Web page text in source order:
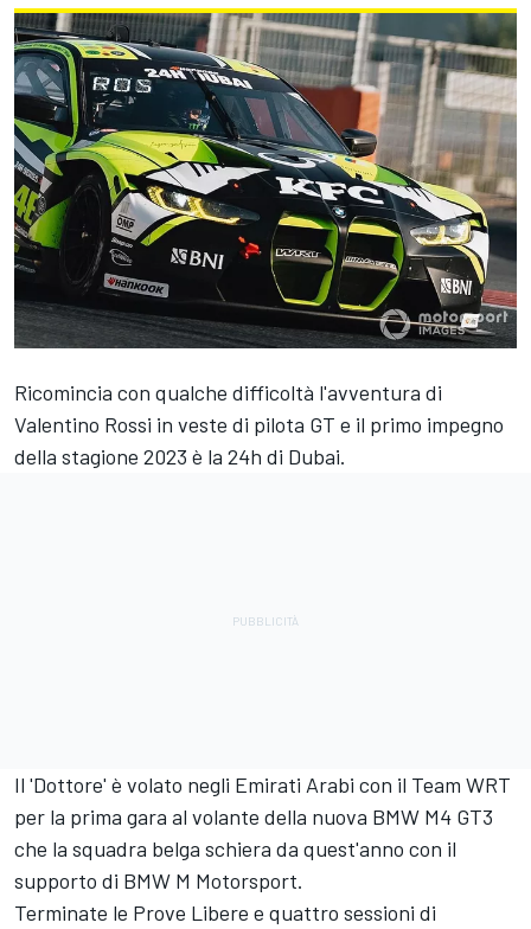
Ricomincia con qualche difficoltà l'avventura di
Valentino Rossi in veste di pilota GT e il primo impegno
della stagione 2023 è la 24h di Dubai.
Il 'Dottore' è volato negli Emirati Arabi con il Team WRT
per la prima gara al volante della nuova BMW M4 GT3
che la squadra belga schiera da quest'anno con il
supporto di BMW M Motorsport.
Terminate le Prove Libere e quattro sessioni di